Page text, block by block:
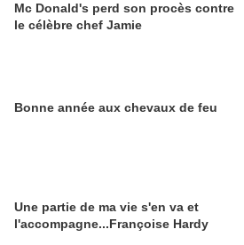
Mc Donald's perd son procès contre
le célèbre chef Jamie
Bonne année aux chevaux de feu
Une partie de ma vie s'en va et
l'accompagne...Françoise Hardy